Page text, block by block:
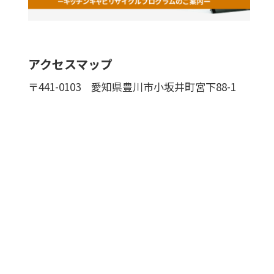
アクセスマップ
〒441-0103 愛知県豊川市小坂井町宮下88-1